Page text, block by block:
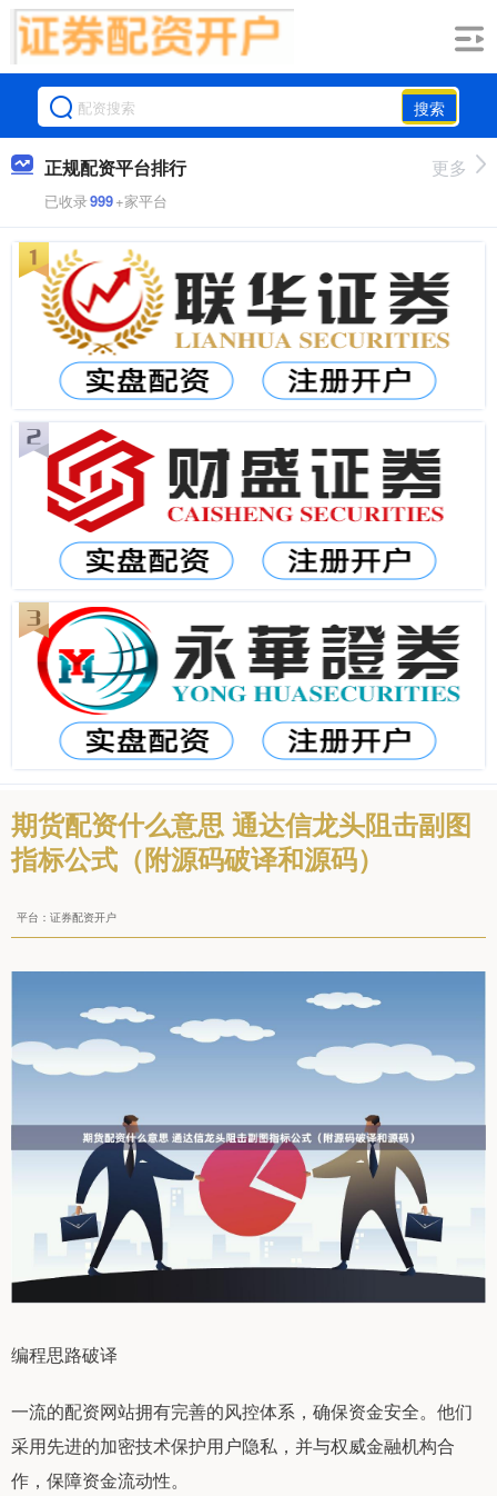
搜索
正规配资平台排行
已收录999+家平台
更多
期货配资什么意思 通达信龙头阻击副图
指标公式（附源码破译和源码）
平台：证券配资开户
编程思路破译
一流的配资网站拥有完善的风控体系，确保资金安全。他们
采用先进的加密技术保护用户隐私，并与权威金融机构合
作，保障资金流动性。